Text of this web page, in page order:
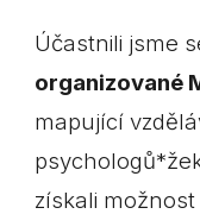
Účastnili jsme
organizované
mapující
získali